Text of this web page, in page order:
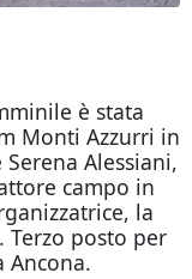
è stata
Monti Azzurri in
Alessiani,
campo in
la
Terzo posto per
Ancona.